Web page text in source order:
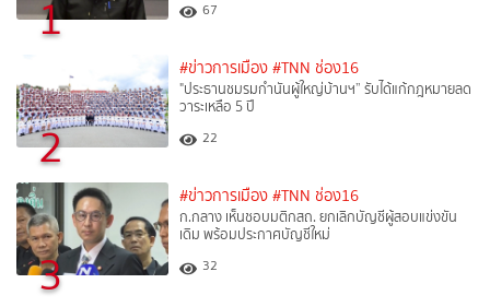
1 67
2
#ข่าวการเมือง #TNN ช่อง16
"ประธานชมรมกำนันผู้ใหญ่บ้านฯ” รับได้แก้กฎหมายลด
วาระเหลือ 5 ปี
22
3
#ข่าวการเมือง #TNN ช่อง16
ก.กลาง เห็นชอบมติกสถ. ยกเลิกบัญชีผู้สอบแข่งขัน
เดิม พร้อมประกาศบัญชีใหม่
32